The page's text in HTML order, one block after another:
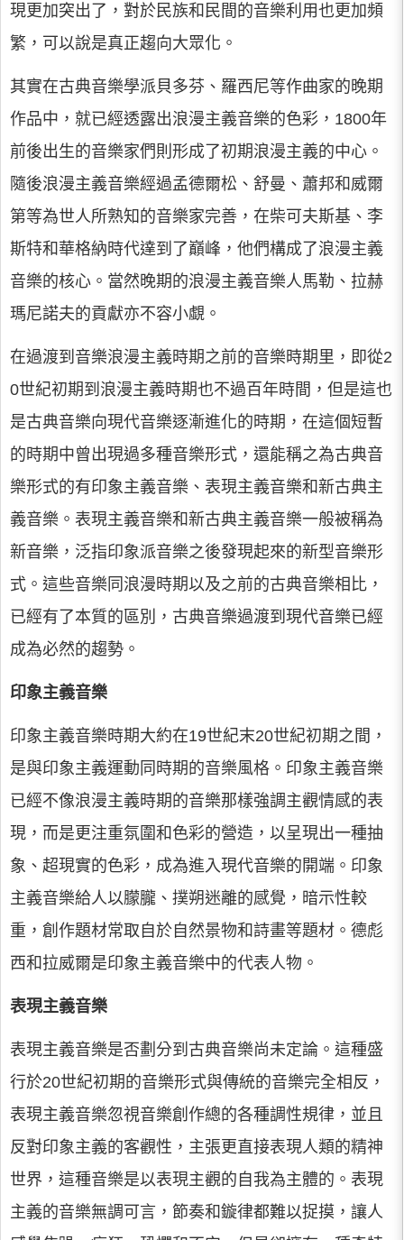
現更加突出了，對於民族和民間的音樂利用也更加頻
繁，可以說是真正趨向大眾化。
其實在古典音樂學派貝多芬、羅西尼等作曲家的晚期
作品中，就已經透露出浪漫主義音樂的色彩，1800年
前後出生的音樂家們則形成了初期浪漫主義的中心。
隨後浪漫主義音樂經過孟德爾松、舒曼、蕭邦和威爾
第等為世人所熟知的音樂家完善，在柴可夫斯基、李
斯特和華格納時代達到了巔峰，他們構成了浪漫主義
音樂的核心。當然晚期的浪漫主義音樂人馬勒、拉赫
瑪尼諾夫的貢獻亦不容小覷。
在過渡到音樂浪漫主義時期之前的音樂時期里，即從2
0世紀初期到浪漫主義時期也不過百年時間，但是這也
是古典音樂向現代音樂逐漸進化的時期，在這個短暫
的時期中曾出現過多種音樂形式，還能稱之為古典音
樂形式的有印象主義音樂、表現主義音樂和新古典主
義音樂。表現主義音樂和新古典主義音樂一般被稱為
新音樂，泛指印象派音樂之後發現起來的新型音樂形
式。這些音樂同浪漫時期以及之前的古典音樂相比，
已經有了本質的區別，古典音樂過渡到現代音樂已經
成為必然的趨勢。
印象主義音樂
印象主義音樂時期大約在19世紀末20世紀初期之間，
是與印象主義運動同時期的音樂風格。印象主義音樂
已經不像浪漫主義時期的音樂那樣強調主觀情感的表
現，而是更注重氛圍和色彩的營造，以呈現出一種抽
象、超現實的色彩，成為進入現代音樂的開端。印象
主義音樂給人以朦朧、撲朔迷離的感覺，暗示性較
重，創作題材常取自於自然景物和詩畫等題材。德彪
西和拉威爾是印象主義音樂中的代表人物。
表現主義音樂
表現主義音樂是否劃分到古典音樂尚未定論。這種盛
行於20世紀初期的音樂形式與傳統的音樂完全相反，
表現主義音樂忽視音樂創作總的各種調性規律，並且
反對印象主義的客觀性，主張更直接表現人類的精神
世界，這種音樂是以表現主觀的自我為主體的。表現
主義的音樂無調可言，節奏和鏇律都難以捉摸，讓人